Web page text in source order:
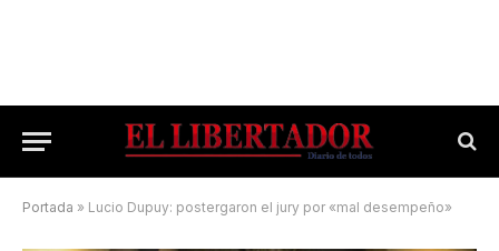
Portada » Lucio Dupuy: postergaron el jury por «mal desempeño»